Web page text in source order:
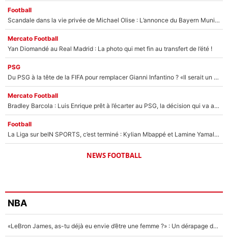
Football
Scandale dans la vie privée de Michael Olise : L’annonce du Bayern Munich sur son enfant caché
Mercato Football
Yan Diomandé au Real Madrid : La photo qui met fin au transfert de l’été !
PSG
Du PSG à la tête de la FIFA pour remplacer Gianni Infantino ? «Il serait un mauvais président», le patron de la Liga s'attaque à Nasser Al-Khelaïfi !
Mercato Football
Bradley Barcola : Luis Enrique prêt à l’écarter au PSG, la décision qui va accélérer son transfert à Liverpool ?
Football
La Liga sur beIN SPORTS, c’est terminé : Kylian Mbappé et Lamine Yamal changent de chaîne, «le moment était venu d'ouvrir un nouveau chapitre»
NEWS FOOTBALL
NBA
«LeBron James, as-tu déjà eu envie d’être une femme ?» : Un dérapage de Donald Trump sur la superstar de la NBA refait surface